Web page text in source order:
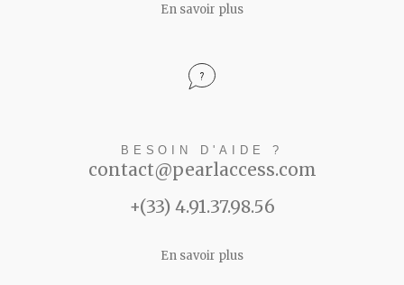
En savoir plus
BESOIN D'AIDE ?
contact@pearlaccess.com
+(33) 4.91.37.98.56
En savoir plus